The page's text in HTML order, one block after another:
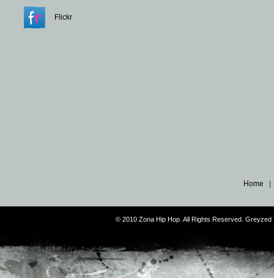
Flickr
Home |
© 2010 Zona Hip Hop. All Rights Reserved.